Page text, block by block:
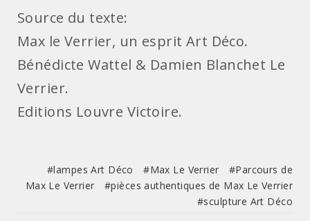
Source du texte:
Max le Verrier, un esprit Art Déco.
Bénédicte Wattel & Damien Blanchet Le
Verrier.
Editions Louvre Victoire.
lampes Art Déco Max Le Verrier
Parcours de
Max Le Verrier
pièces authentiques de Max Le Verrier
sculpture Art Déco